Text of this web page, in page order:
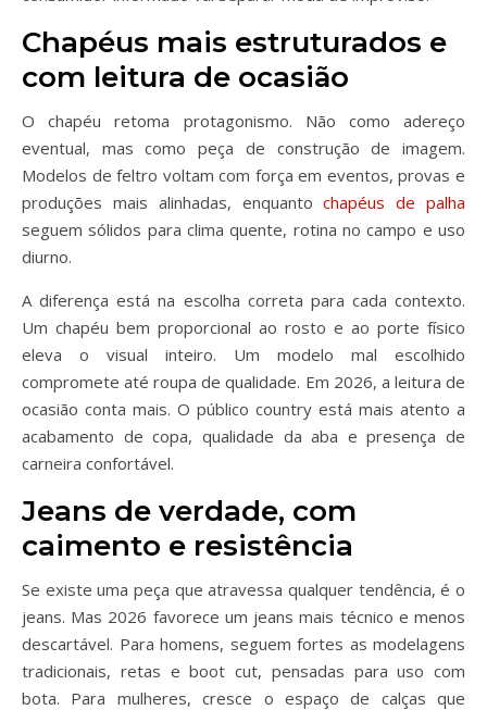
Chapéus mais estruturados e
com leitura de ocasião
O chapéu retoma protagonismo. Não como adereço
eventual, mas como peça de construção de imagem.
Modelos de feltro voltam com força em eventos, provas e
produções mais alinhadas, enquantochapéus de palha
seguem sólidos para clima quente, rotina no campo e uso
diurno.
A diferença está na escolha correta para cada contexto.
Um chapéu bem proporcional ao rosto e ao porte físico
eleva o visual inteiro. Um modelo mal escolhido
compromete até roupa de qualidade. Em 2026, a leitura de
ocasião conta mais. O público country está mais atento a
acabamento de copa, qualidade da aba e presença de
carneira confortável.
Jeans de verdade, com
caimento e resistência
Se existe uma peça que atravessa qualquer tendência, é o
jeans. Mas 2026 favorece um jeans mais técnico e menos
descartável. Para homens, seguem fortes as modelagens
tradicionais, retas e boot cut, pensadas para uso com
bota. Para mulheres, cresce o espaço de calças que